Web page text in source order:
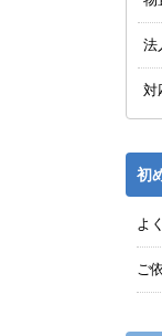
法
対
初
よ
ご